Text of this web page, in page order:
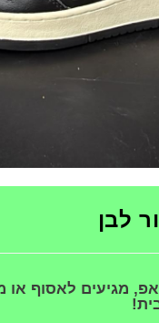
לבן
מגיעים לאסוף או